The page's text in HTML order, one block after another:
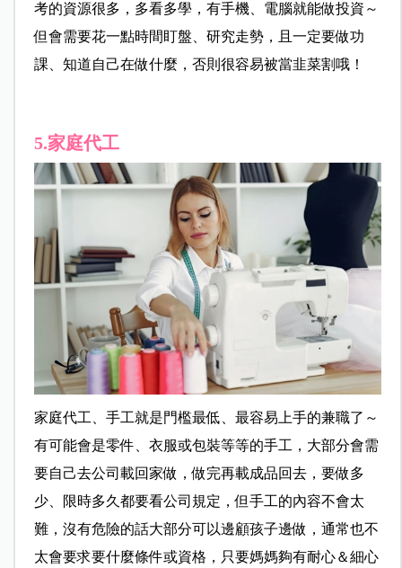
考的資源很多，多看多學，有手機、電腦就能做投資～
但會需要花一點時間盯盤、研究走勢，且一定要做功
課、知道自己在做什麼，否則很容易被當韭菜割哦！
5.家庭代工
家庭代工、手工就是門檻最低、最容易上手的兼職了～
有可能會是零件、衣服或包裝等等的手工，大部分會需
要自己去公司載回家做，做完再載成品回去，要做多
少、限時多久都要看公司規定，但手工的內容不會太
難，沒有危險的話大部分可以邊顧孩子邊做，通常也不
太會要求要什麼條件或資格，只要媽媽夠有耐心＆細心